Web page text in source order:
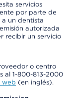
servicios
por parte de
a un dentista
autorizada
recibir un servicio
o centro
al 1-800-813-2000
web (en inglés).